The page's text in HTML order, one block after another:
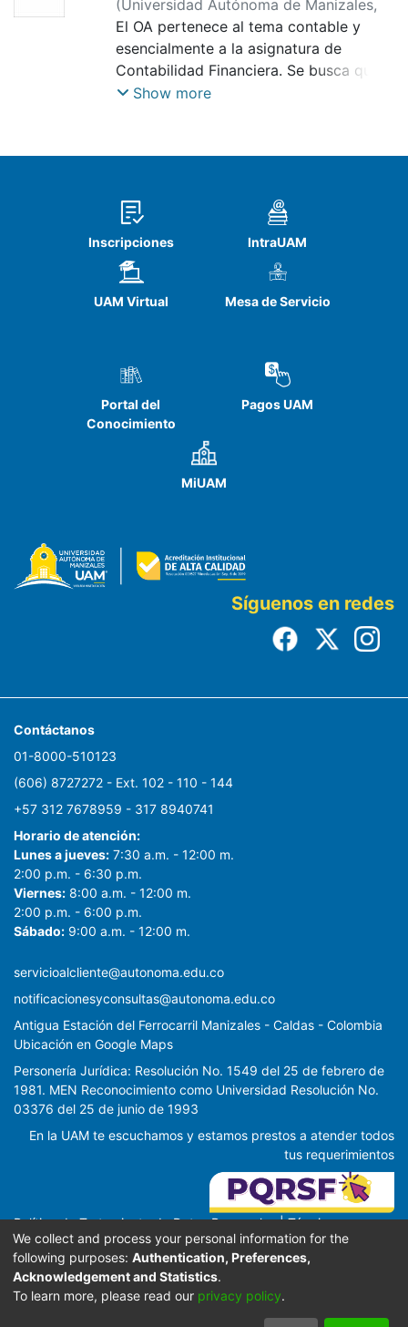
(Universidad Autónoma de Manizales,
2019)Carmona Grajales, Jairo
El OA pertenece al tema contable y
esencialmente a la asignatura de
Contabilidad Financiera. Se busca que
el estudiante interiorice la clasificación
Show more
Inscripciones IntraUAM
UAM Virtual Mesa de Servicio
Portal del
Conocimiento
Pagos UAM
MiUAM
Síguenos en redes
Contáctanos
01-8000-510123
(606) 8727272 - Ext. 102 - 110 - 144
+57 312 7678959 - 317 8940741
Horario de atención:
Lunes a jueves: 7:30 a.m. - 12:00 m.
2:00 p.m. - 6:30 p.m.
Viernes: 8:00 a.m. - 12:00 m.
2:00 p.m. - 6:00 p.m.
Sábado: 9:00 a.m. - 12:00 m.
servicioalcliente@autonoma.edu.co
notificacionesyconsultas@autonoma.edu.co
Antigua Estación del Ferrocarril Manizales - Caldas - Colombia
Ubicación en Google Maps
Personería Jurídica: Resolución No. 1549 del 25 de febrero de
1981. MEN Reconocimiento como Universidad Resolución No.
03376 del 25 de junio de 1993
En la UAM te escuchamos y estamos prestos a atender todos
tus requerimientos
Política de Tratamiento de Datos Personales|Términos y
condiciones de uso|Derechos Pecuniarios|Protocolos de
bioseguridad|Transparencia de la Información|Autorización
de uso de imagen|Autorización uso de imagen de menor de
edad|Política Tratamiento de datos
We collect and process your personal information for the
following purposes: Authentication, Preferences,
Acknowledgement and Statistics.
To learn more, please read our privacy policy.